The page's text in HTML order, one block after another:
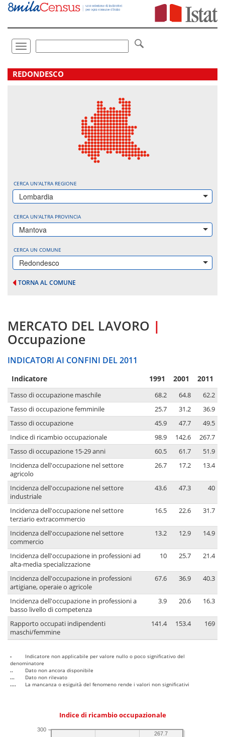
Vai
direttamente
Toggle
navigation
.
REDONDESCO
CERCA UN'ALTRA REGIONE
Lombardia
CERCA UN'ALTRA PROVINCIA
Mantova
CERCA UN COMUNE
Redondesco
TORNA AL COMUNE
MERCATO DEL LAVORO |
Occupazione
INDICATORI AI CONFINI DEL 2011
Indicatore 1991 2001 2011
Tasso di occupazione maschile 68.2 64.8
62.2
Tasso di occupazione femminile
25.7 31.2
36.9
Tasso di occupazione
45.9 47.7
49.5
Indice di ricambio occupazionale
98.9 142.6
267.7
Tasso di occupazione 15-29 anni
60.5 61.7
51.9
Incidenza dell'occupazione nel settore
agricolo
26.7 17.2 13.4
Incidenza dell'occupazione nel settore
industriale
43.6 47.3 40
Incidenza dell'occupazione nel settore
terziario extracommercio
16.5 22.6 31.7
Incidenza dell'occupazione nel settore
commercio
13.2 12.9 14.9
Incidenza dell'occupazione in professioni ad
alta-media specializzazione
10 25.7 21.4
Incidenza dell'occupazione in professioni
artigiane, operaie o agricole
67.6 36.9 40.3
Incidenza dell'occupazione in professioni a
basso livello di competenza
3.9 20.6 16.3
Rapporto occupati indipendenti
maschi/femmine
141.4 153.4 169
-
Indicatore non applicabile per valore nullo o poco significativo del
denominatore
..
Dato non ancora disponibile
...
Dato non rilevato
....
La mancanza o esiguità del fenomeno rende i valori non significativi
Indice di ricambio occupazionale
300
267.7